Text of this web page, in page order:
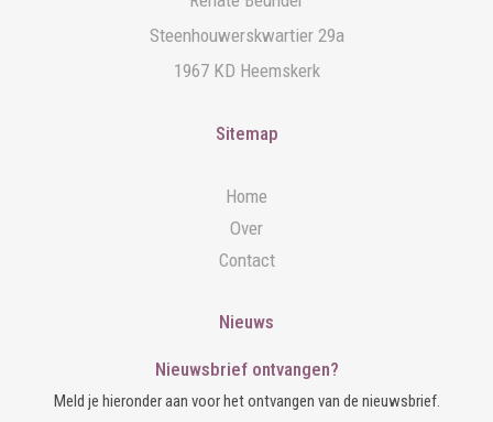
Steenhouwerskwartier 29a
1967 KD Heemskerk
Sitemap
Home
Over
Contact
Nieuws
Nieuwsbrief ontvangen?
Meld je hieronder aan voor het ontvangen van de nieuwsbrief.